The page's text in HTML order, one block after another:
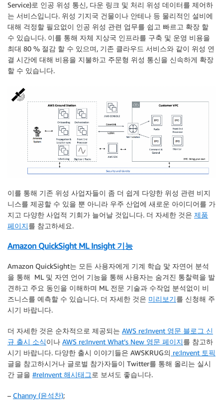
Service)로 인공 위성 통신, 다운 링크 및 처리 위성 데이터를 제어하
는 서비스입니다. 위성 기지국 건물이나 안테나 등 물리적인 설비에
대해 걱정할 필요없이 인공 위성 관련 업무를 쉽고 빠르고 확장 할
수 있습니다. 이를 통해 자체 지상국 인프라를 구축 및 운영 비용을
최대 80 % 절감 할 수 있으며, 기존 클라우드 서비스와 같이 위성 연
결 시간에 대해 비용을 지불하고 주문형 위성 통신을 신속하게 확장
할 수 있습니다.
이를 통해 기존 위성 사업자들이 좀 더 쉽게 다양한 위성 관련 비지
니스를 제공할 수 있을 뿐 아니라 우주 산업에 새로운 아이디어를 가
지고 다양한 사업적 기회가 늘어날 것입니다. 더 자세한 것은 제품
페이지를 참고하세요.
Amazon QuickSight ML Insight 기능
Amazon QuickSight는 모든 사용자에게 기계 학습 맟 자연어 분석
을 통해 ML 및 자연 언어 기능을 통해 사용자는 숨겨진 통찰력을 발
견하고 주요 동인을 이해하며 ML 전문 기술과 수작업 분석없이 비
즈니스를 예측할 수 있습니다. 더 자세한 것은 미리보기를 신청해 주
시기 바랍니다.
더 자세한 것은 순차적으로 제공되는 AWS re:Invent 영문 블로그 신
규 출시 소식이나 AWS re:Invent What’s New 영문 페이지를 참고하
시기 바랍니다. 다양한 출시 이야기들은 AWSKRUG의 re:Invent 토픽
글을 참고하시거나 글로벌 참가자들이 Twitter를 통해 올리는 실시
간 글을 #reInvent 해시태그 로 보셔도 좋습니다.
– Channy (윤석찬);